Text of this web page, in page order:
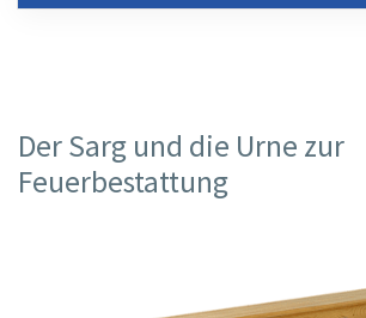
Der Sarg und die Urne zur
Feuerbestattung